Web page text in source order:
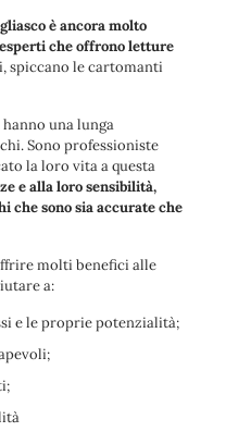
è ancora molto
che offrono letture
spiccano le cartomanti
una lunga
Sono professioniste
la loro vita a questa
e alla loro sensibilità,
che sono sia accurate che
molti benefici alle
a:
e le proprie potenzialità;